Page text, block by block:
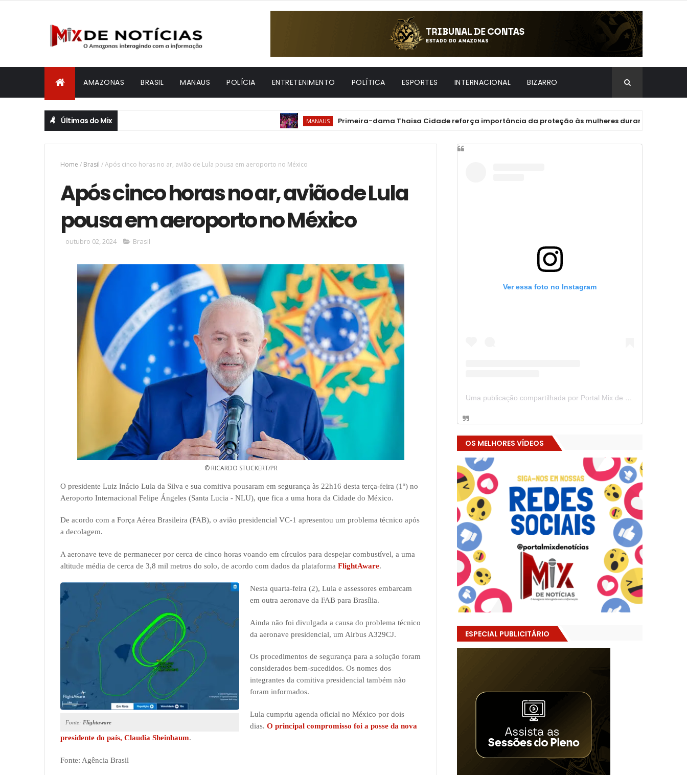
AMAZONAS BRASIL MANAUS POLÍCIA ENTRETENIMENTO POLÍTICA ESPORTES INTERNACIONAL BIZARRO
Últimas do Mix MANAUS Primeira-dama Thaisa Cidade reforça importância da proteção às mulheres durante abertura do
Home / Brasil /Após cinco horas no ar, avião de Lula pousa em aeroporto no México
Após cinco horas no ar, avião de Lula
pousa em aeroporto no México
outubro 02, 2024 Brasil
© RICARDO STUCKERT/PR
O presidente Luiz Inácio Lula da Silva e sua comitiva pousaram em segurança às 22h16 desta terça-feira (1º) no
Aeroporto Internacional Felipe Ángeles (Santa Lucia - NLU), que fica a uma hora da Cidade do México.
De acordo com a Força Aérea Brasileira (FAB), o avião presidencial VC-1 apresentou um problema técnico após
a decolagem.
A aeronave teve de permanecer por cerca de cinco horas voando em círculos para despejar combustível, a uma
altitude média de cerca de 3,8 mil metros do solo, de acordo com dados da plataforma FlightAware.
Fonte: Flightaware
Nesta quarta-feira (2), Lula e assessores embarcam
em outra aeronave da FAB para Brasília.
Ainda não foi divulgada a causa do problema técnico
da aeronave presidencial, um Airbus A329CJ.
Os procedimentos de segurança para a solução foram
considerados bem-sucedidos. Os nomes dos
integrantes da comitiva presidencial também não
foram informados.
Lula cumpriu agenda oficial no México por dois
dias. O principal compromisso foi a posse da nova
presidente do país, Claudia Sheinbaum.
Fonte: Agência Brasil
Ver essa foto no Instagram
Uma publicação compartilhada por Portal Mix de Notícias (@portalmixdenoticias)
OS MELHORES VÍDEOS
ESPECIAL PUBLICITÁRIO